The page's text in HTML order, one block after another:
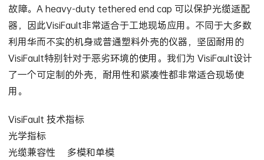
故障。A heavy-duty tethered end cap 可以保护光缆适配
器，因此VisiFault非常适合于工地现场应用。不同于大多数
利用华而不实的机身或普通塑料外壳的仪器，坚固耐用的
VisiFault特别针对于恶劣环境的使用。我们为 VisiFault设计
了一个可定制的外壳，耐用性和紧凑性都非常适合现场使
用。
VisiFault 技术指标
光学指标
光缆兼容性 多模和单模